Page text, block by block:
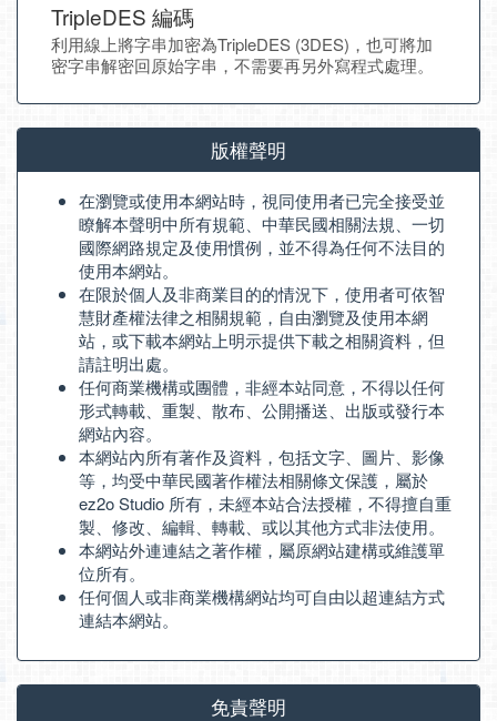
TripleDES 編碼
利用線上將字串加密為TripleDES (3DES)，也可將加
密字串解密回原始字串，不需要再另外寫程式處理。
版權聲明
在瀏覽或使用本網站時，視同使用者已完全接受並
瞭解本聲明中所有規範、中華民國相關法規、一切
國際網路規定及使用慣例，並不得為任何不法目的
使用本網站。
在限於個人及非商業目的的情況下，使用者可依智
慧財產權法律之相關規範，自由瀏覽及使用本網
站，或下載本網站上明示提供下載之相關資料，但
請註明出處。
任何商業機構或團體，非經本站同意，不得以任何
形式轉載、重製、散布、公開播送、出版或發行本
網站內容。
本網站內所有著作及資料，包括文字、圖片、影像
等，均受中華民國著作權法相關條文保護，屬於
ez2o Studio 所有，未經本站合法授權，不得擅自重
製、修改、編輯、轉載、或以其他方式非法使用。
本網站外連連結之著作權，屬原網站建構或維護單
位所有。
任何個人或非商業機構網站均可自由以超連結方式
連結本網站。
免責聲明